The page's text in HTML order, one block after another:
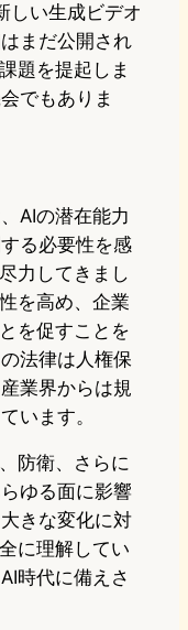
しい生成ビデオ
まだ公開され
題を提起しま
でもありま
AIの潜在能力
る必要性を感
力してきまし
を高め、企業
を促すことを
法律は人権保
業界からは規
います。
防衛、さらに
ゆる面に影響
きな変化に対
に理解してい
時代に備えさ